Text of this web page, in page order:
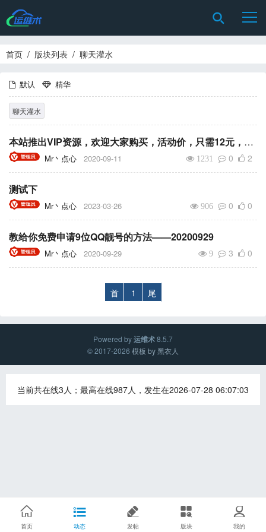
首页 动态 发帖 版块 我的
首页 / 版块列表 / 聊天灌水
默认 精华
聊天灌水
本站推出VIP资源，欢迎大家购买，活动价，只需12元，送1000金豆，终生下载本站VIP资源板块的所有资源。
Mr丶点心 2020-09-11 1231 0 2
测试下
Mr丶点心 2023-03-26 906 0 0
教给你免费申请9位QQ靓号的方法——20200929
Mr丶点心 2020-09-29 9 3 0
首 1 尾
Powered by运维术8.5.7
© 2017-2026 模板 by 黑衣人
当前共在线3人；最高在线987人，发生在2026-07-28 06:07:03